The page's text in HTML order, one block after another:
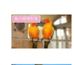
鳥の発情対策